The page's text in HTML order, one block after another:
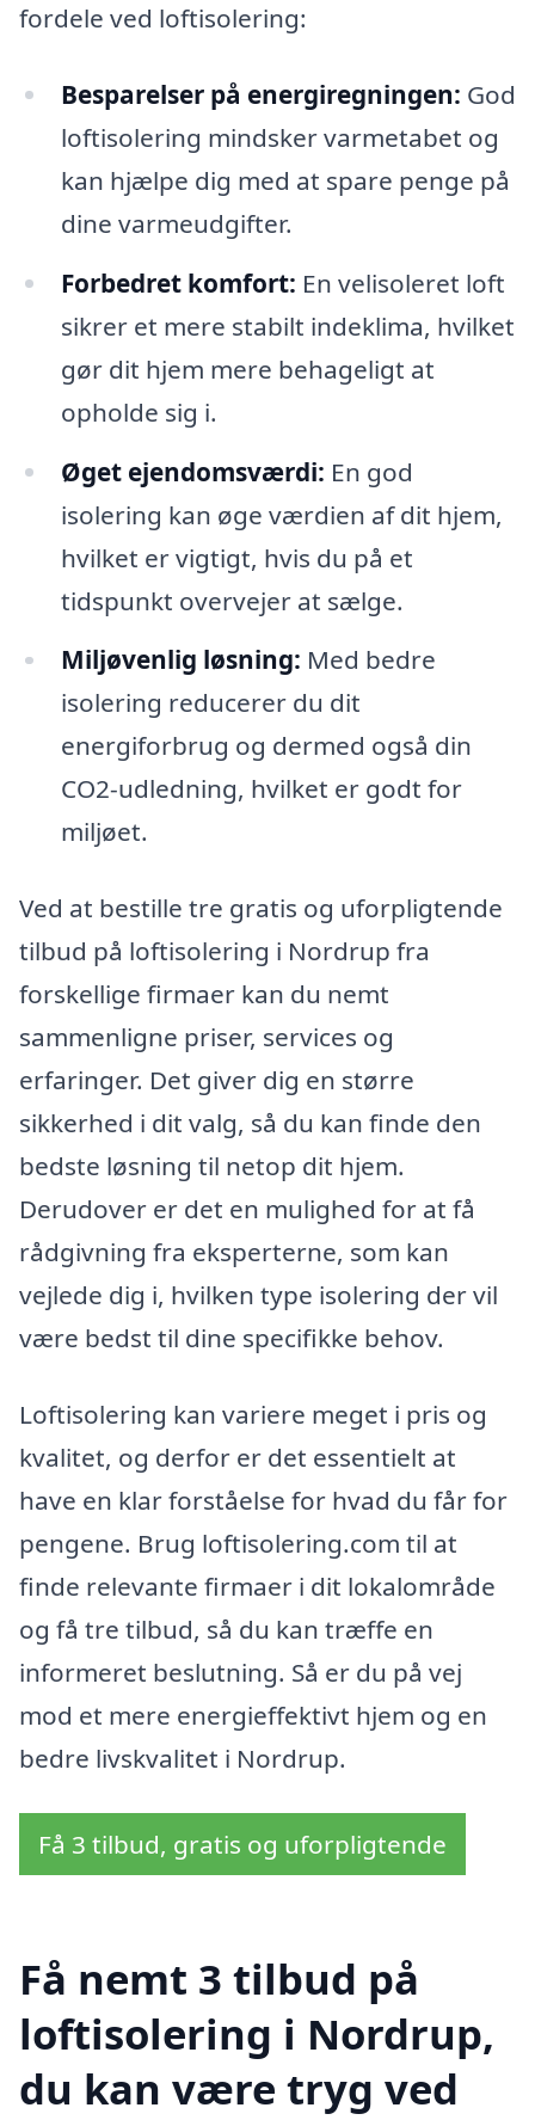
fordele ved loftisolering:
Besparelser på energiregningen: God
loftisolering mindsker varmetabet og
kan hjælpe dig med at spare penge på
dine varmeudgifter.
Forbedret komfort: En velisoleret loft
sikrer et mere stabilt indeklima, hvilket
gør dit hjem mere behageligt at
opholde sig i.
Øget ejendomsværdi: En god
isolering kan øge værdien af dit hjem,
hvilket er vigtigt, hvis du på et
tidspunkt overvejer at sælge.
Miljøvenlig løsning: Med bedre
isolering reducerer du dit
energiforbrug og dermed også din
CO2-udledning, hvilket er godt for
miljøet.
Ved at bestille tre gratis og uforpligtende
tilbud på loftisolering i Nordrup fra
forskellige firmaer kan du nemt
sammenligne priser, services og
erfaringer. Det giver dig en større
sikkerhed i dit valg, så du kan finde den
bedste løsning til netop dit hjem.
Derudover er det en mulighed for at få
rådgivning fra eksperterne, som kan
vejlede dig i, hvilken type isolering der vil
være bedst til dine specifikke behov.
Loftisolering kan variere meget i pris og
kvalitet, og derfor er det essentielt at
have en klar forståelse for hvad du får for
pengene. Brug loftisolering.com til at
finde relevante firmaer i dit lokalområde
og få tre tilbud, så du kan træffe en
informeret beslutning. Så er du på vej
mod et mere energieffektivt hjem og en
bedre livskvalitet i Nordrup.
Få 3 tilbud, gratis og uforpligtende
Få nemt 3 tilbud på
loftisolering i Nordrup,
du kan være tryg ved